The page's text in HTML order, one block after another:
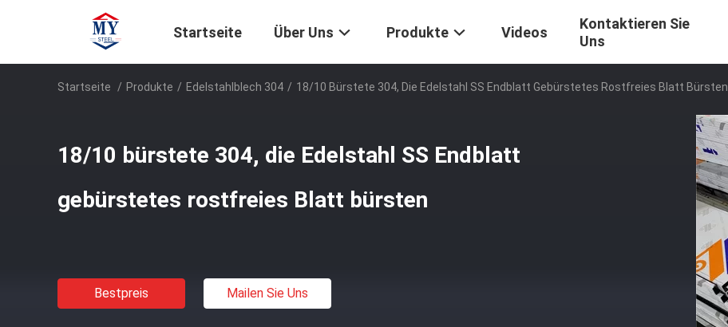
Startseite Über Uns Produkte Videos
Kontaktieren Sie
Uns
Startseite / Produkte / Edelstahlblech 304 / 18/10 Bürstete 304, Die Edelstahl SS Endblatt Gebürstetes Rostfreies Blatt Bürsten
18/10 bürstete 304, die Edelstahl SS Endblatt
gebürstetes rostfreies Blatt bürsten
Bestpreis Mailen Sie Uns